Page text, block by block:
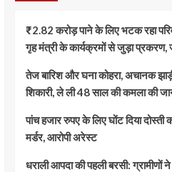
₹2.82 करोड़ पाने के लिए भटक रहा
गृह मंत्री के कार्यक्रमों से जुड़ा प्रकरण,
तेज बारिश और घना कोहरा, अचानक
शिकारी, ले ली 48 साल की कमला की
पांच हजार रुपए के लिए घोंट दिया दोस्ती
मर्डर, आरोपी अरेस्ट
धराली आपदा की पहली बरसी: ग्रामीणों ने